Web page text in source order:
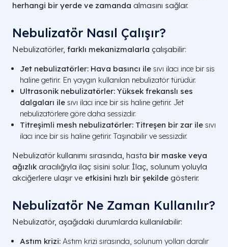
herhangi bir yerde ve zamanda almasını sağlar.
Nebulizatör Nasıl Çalışır?
Nebulizatörler, farklı mekanizmalarla çalışabilir:
Jet nebulizatörler: Hava basıncı ile sıvı ilacı ince bir sis
haline getirir. En yaygın kullanılan nebulizatör türüdür.
Ultrasonik nebulizatörler: Yüksek frekanslı ses
dalgaları ile sıvı ilacı ince bir sis haline getirir. Jet
nebulizatörlere göre daha sessizdir.
Titreşimli mesh nebulizatörler: Titreşen bir zar ile sıvı
ilacı ince bir sis haline getirir. Taşınabilir ve sessizdir.
Nebulizatör kullanımı sırasında, hasta bir maske veya
ağızlık aracılığıyla ilaç sisini solur. İlaç, solunum yoluyla
akciğerlere ulaşır ve etkisini hızlı bir şekilde gösterir.
Nebulizatör Ne Zaman Kullanılır?
Nebulizatör, aşağıdaki durumlarda kullanılabilir:
Astım krizi: Astım krizi sırasında, solunum yolları daralır